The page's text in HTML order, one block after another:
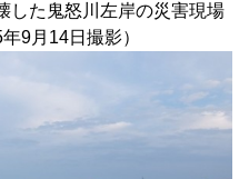
た鬼怒川左岸の災害現場
9月14日撮影）